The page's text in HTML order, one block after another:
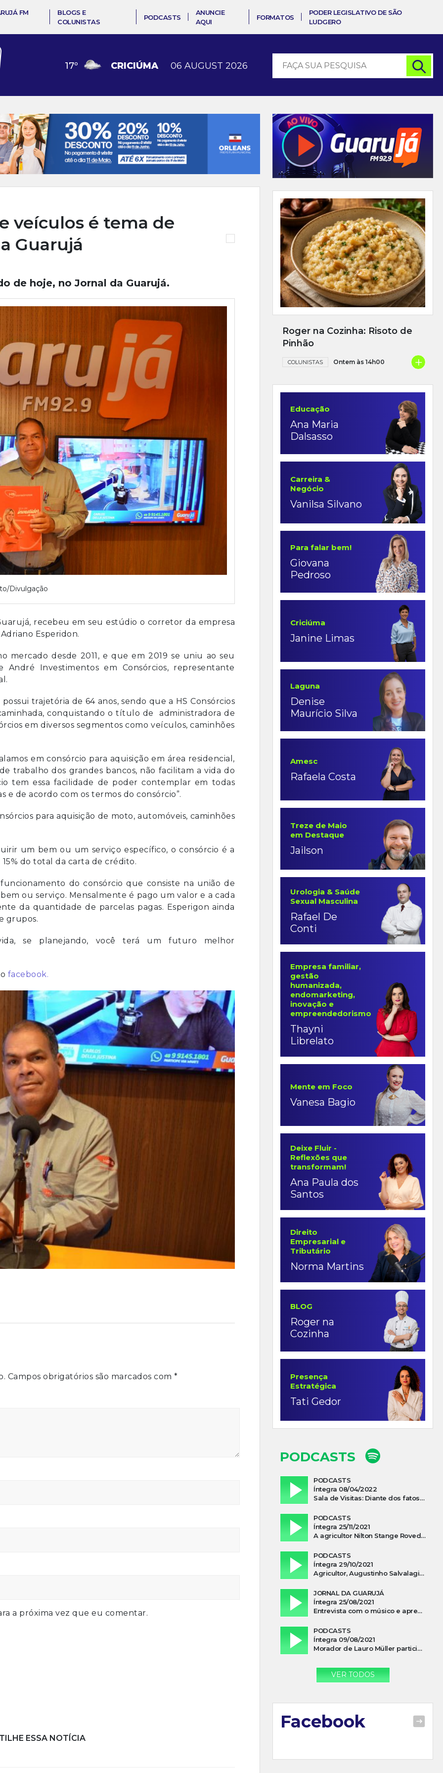
FM
BLOGS E
COLUNISTAS
PODCASTS
ANUNCIE
AQUI
FORMATOS
PODER LEGISLATIVO DE SÃO
LUDGERO
17º CRICIÚMA 06 AUGUST 2026
veículos é tema de
Guarujá
de hoje, no Jornal da Guarujá.
Divulgação
recebeu em seu estúdio o corretor da empresa
Esperidon.
mercado desde 2011, e que em 2019 se uniu ao seu
Investimentos em Consórcios, representante
trajetória de 64 anos, sendo que a HS Consórcios
conquistando o título de administradora de
em diversos segmentos como veículos, caminhões
em consórcio para aquisição em área residencial,
trabalho dos grandes bancos, não facilitam a vida do
tem essa facilidade de poder contemplar em todas
e de acordo com os termos do consórcio”.
para aquisição de moto, automóveis, caminhões
um bem ou um serviço específico, o consórcio é a
do total da carta de crédito.
do consórcio que consiste na união de
ou serviço. Mensalmente é pago um valor e a cada
da quantidade de parcelas pagas. Esperigon ainda
grupos.
se planejando, você terá um futuro melhor
facebook.
Campos obrigatórios são marcados com *
a próxima vez que eu comentar.
ESSA NOTÍCIA
Roger na Cozinha: Risoto de
Pinhão
COLUNISTAS Ontem às 14h00 +
Educação
Ana Maria
Dalsasso
Carreira &
Negócio
Vanilsa Silvano
Para falar bem!
Giovana
Pedroso
Criciúma
Janine Limas
Laguna
Denise
Maurício Silva
Amesc
Rafaela Costa
Treze de Maio
em Destaque
Jailson
Urologia & Saúde
Sexual Masculina
Rafael De
Conti
Empresa familiar,
gestão
humanizada,
endomarketing,
inovação e
empreendedorismo
Thayni
Librelato
Mente em Foco
Vanesa Bagio
Deixe Fluir -
Reflexões que
transformam!
Ana Paula dos
Santos
Direito
Empresarial e
Tributário
Norma Martins
BLOG
Roger na
Cozinha
Presença
Estratégica
Tati Gedor
PODCASTS
PODCASTS
Íntegra 08/04/2022
Sala de Visitas: Diante dos fatos que influenciam a economia o que podemos esperar de 2022
PODCASTS
Íntegra 25/11/2021
A agricultor Nilton Stange Roveda, afirma ter recebido ajuda espiritual durante acidente
PODCASTS
Íntegra 29/10/2021
Agricultor, Augustinho Salvalagio, relata sobre aparição do Cavaleiro Negro no Rio das Furnas
JORNAL DA GUARUJÁ
Íntegra 25/08/2021
Entrevista com o músico e apresentador, Lismael Ferrareis, no Cidade e Campo
PODCASTS
Íntegra 09/08/2021
Morador de Lauro Müller participa de motociata em apoio a Bolsonaro
VER TODOS
Facebook